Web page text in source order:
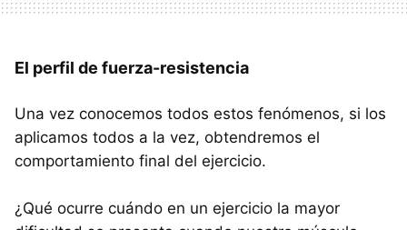
El perfil de fuerza-resistencia
Una vez conocemos todos estos fenómenos, si los
aplicamos todos a la vez, obtendremos el
comportamiento final del ejercicio.
¿Qué ocurre cuándo en un ejercicio la mayor